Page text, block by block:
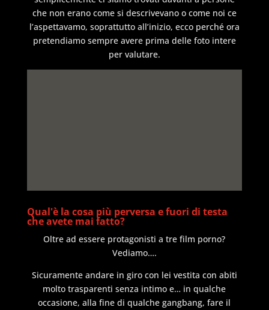
che non erano come si descrivevano o come noi ce
l’aspettavamo, soprattutto all’inizio, ecco perché ora
pretendiamo sempre avere prima delle foto intere
per valutare.
Qual'è la cosa più perversa e fuori di testa
che avete mai fatto?
Oltre ad essere protagonisti a tre film porno?
Vediamo….
Sicuramente andare in giro con lei vestita con abiti
molto trasparenti senza intimo e… in qualche
occasione, alla fine di qualche gangbang, fare il